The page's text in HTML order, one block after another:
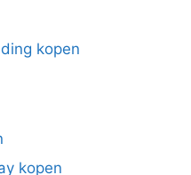
kopen
kopen